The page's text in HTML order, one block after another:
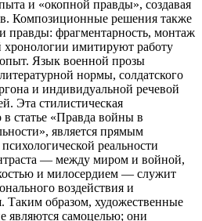
и «окопной правды», создавая
Композиционные решения также
правды: фрагментарность, монтаж
хронологии имитируют работу
Язык военной прозы
нормы, солдатского
и индивидуальной речевой
Эта стилистическая
в статье «Правда войны в
является прямым
реальности
— между миром и войной,
и милосердием — служит
воздействия и
Таким образом, художественные
являются самоцелью; они